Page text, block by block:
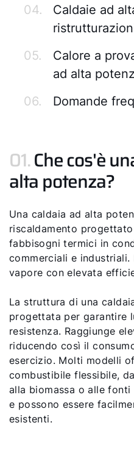
04.
Caldaie ad
05.
Calore a
ad alta
06.
Domande
01.Che cos'è
alta potenza?
Una caldaia ad alta
riscaldamento
fabbisogni termici in
commerciali e industriali.
vapore con elevata
La struttura di una
progettata per garantire
resistenza. Raggiunge
riducendo così il
esercizio. Molti modelli
combustibile flessibile,
alla biomassa o alle
e possono essere
esistenti.